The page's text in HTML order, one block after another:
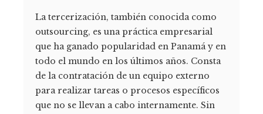
La tercerización, también conocida como
outsourcing, es una práctica empresarial
que ha ganado popularidad en Panamá y en
todo el mundo en los últimos años. Consta
de la contratación de un equipo externo
para realizar tareas o procesos específicos
que no se llevan a cabo internamente. Sin